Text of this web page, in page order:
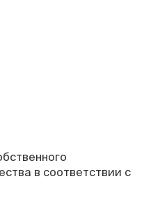
в соответствии с